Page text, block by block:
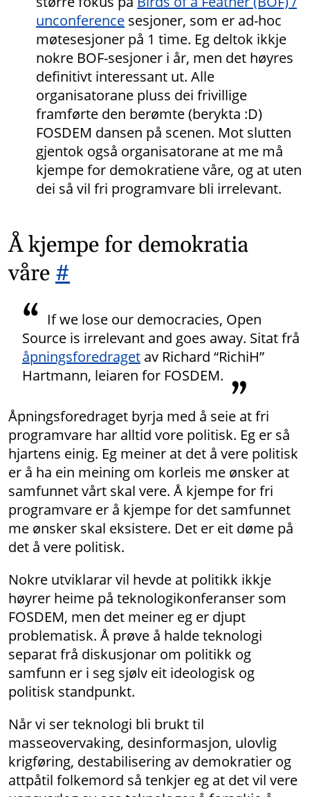
unconference sesjoner, som er ad-hoc
møtesesjoner på 1 time. Eg deltok ikkje
nokre BOF-sesjoner i år, men det høyres
definitivt interessant ut. Alle
organisatorane pluss dei frivillige
framførte den berømte (berykta :D)
FOSDEM dansen på scenen. Mot slutten
gjentok også organisatorane at me må
kjempe for demokratiene våre, og at uten
dei så vil fri programvare bli irrelevant.
Å kjempe for demokratia
våre #
If we lose our democracies, Open
Source is irrelevant and goes away. Sitat frå
åpningsforedraget av Richard “RichiH”
Hartmann, leiaren for FOSDEM.
Åpningsforedraget byrja med å seie at fri
programvare har alltid vore politisk. Eg er så
hjartens einig. Eg meiner at det å vere politisk
er å ha ein meining om korleis me ønsker at
samfunnet vårt skal vere. Å kjempe for fri
programvare er å kjempe for det samfunnet
me ønsker skal eksistere. Det er eit døme på
det å vere politisk.
Nokre utviklarar vil hevde at politikk ikkje
høyrer heime på teknologikonferanser som
FOSDEM, men det meiner eg er djupt
problematisk. Å prøve å halde teknologi
separat frå diskusjonar om politikk og
samfunn er i seg sjølv eit ideologisk og
politisk standpunkt.
Når vi ser teknologi bli brukt til
masseovervaking, desinformasjon, ulovlig
krigføring, destabilisering av demokratier og
attpåtil folkemord så tenkjer eg at det vil vere